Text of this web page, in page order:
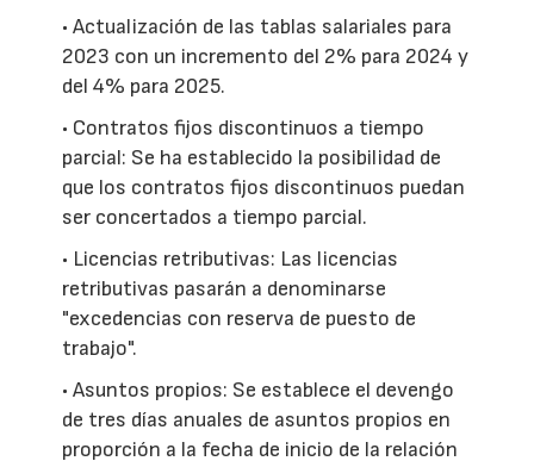
• Actualización de las tablas salariales para
2023 con un incremento del 2% para 2024 y
del 4% para 2025.
• Contratos fijos discontinuos a tiempo
parcial: Se ha establecido la posibilidad de
que los contratos fijos discontinuos puedan
ser concertados a tiempo parcial.
• Licencias retributivas: Las licencias
retributivas pasarán a denominarse
"excedencias con reserva de puesto de
trabajo".
• Asuntos propios: Se establece el devengo
de tres días anuales de asuntos propios en
proporción a la fecha de inicio de la relación